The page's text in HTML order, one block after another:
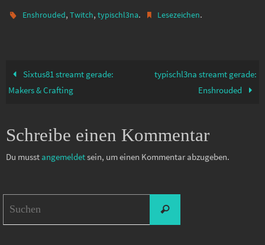
Enshrouded,Twitch,typischl3na. Lesezeichen.
Sixtus81 streamt gerade:
Makers & Crafting
typischl3na streamt gerade:
Enshrouded
Schreibe einen Kommentar
Du musst angemeldetsein, um einen Kommentar abzugeben.
Suchen